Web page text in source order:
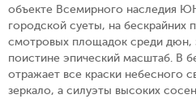
объекте Всемирного наследия
городской суеты, на бескрайних
смотровых площадок среди дюн,
поистине эпический масштаб. В
отражает все краски небесного
зеркало, а силуэты высоких